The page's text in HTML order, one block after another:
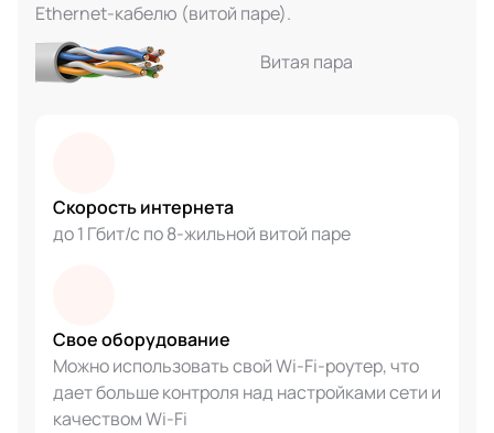
Ethernet-кабелю (витой паре).
Витая пара
Скорость интернета
до 1 Гбит/с по 8-жильной витой паре
Свое оборудование
Можно использовать свой Wi-Fi-роутер, что
дает больше контроля над настройками сети и
качеством Wi-Fi